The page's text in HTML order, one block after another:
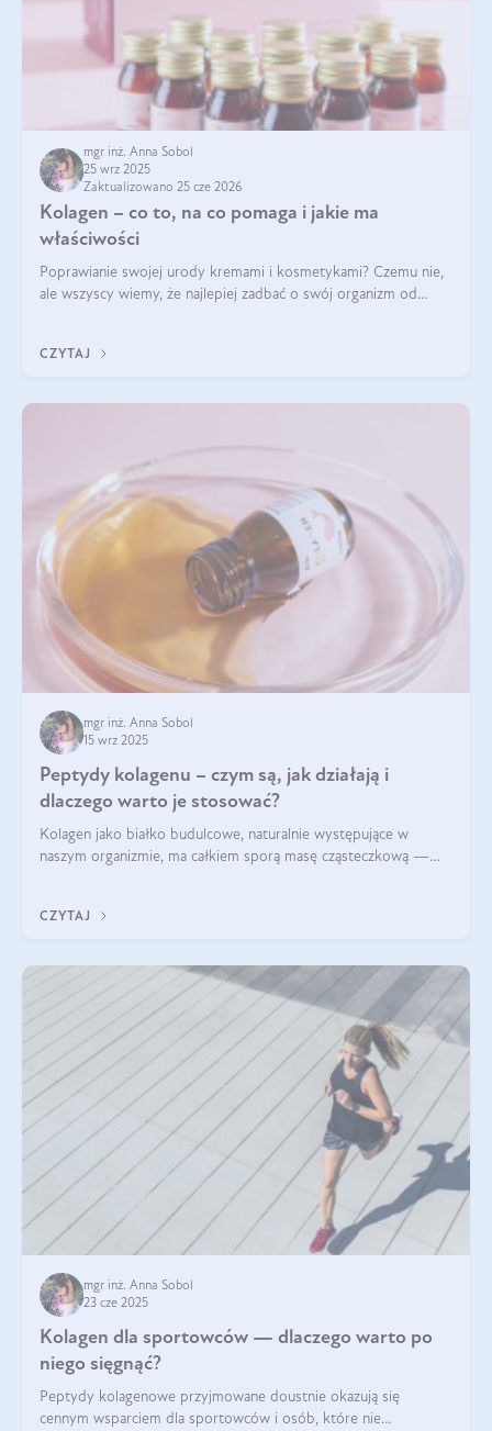
mgr inż. Anna Sobol
25 wrz 2025
Zaktualizowano 25 cze 2026
Kolagen – co to, na co pomaga i jakie ma
właściwości
Poprawianie swojej urody kremami i kosmetykami? Czemu nie,
ale wszyscy wiemy, że najlepiej zadbać o swój organizm od
wysokiej jakości suplem
CZYTAJ
mgr inż. Anna Sobol
15 wrz 2025
Peptydy kolagenu – czym są, jak działają i
dlaczego warto je stosować?
Kolagen jako białko budulcowe, naturalnie występujące w
naszym organizmie, ma całkiem sporą masę cząsteczkową —
bardziej biodostępny
CZYTAJ
mgr inż. Anna Sobol
23 cze 2025
Kolagen dla sportowców — dlaczego warto po
niego sięgnąć?
Peptydy kolagenowe przyjmowane doustnie okazują się
cennym wsparciem dla sportowców i osób, które nie